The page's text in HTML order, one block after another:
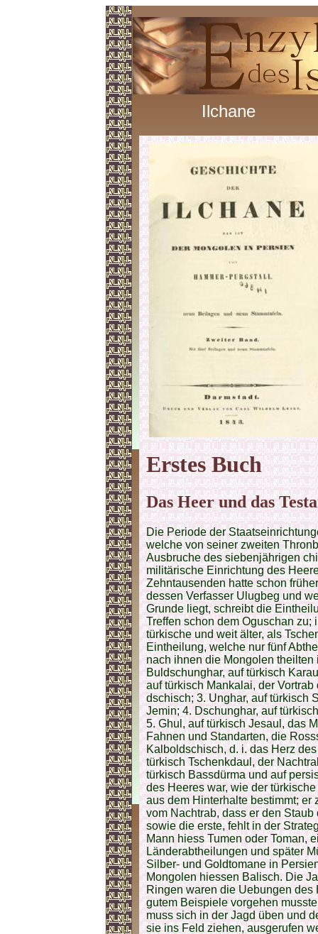
Ilchane
Erstes Buch
Das Heer und das
Die Periode der
welche von seiner zweiten
Ausbruche des siebenjährigen
militärische Einrichtung des
Zehntausenden hatte schon
dessen Verfasser Ulugbeg und
Grunde liegt, schreibt die
Treffen schon dem Oguschan
türkische und weit älter, als
Eintheilung, welche nur fünf
nach ihnen die Mongolen
Buldschunghar, auf türkisch
auf türkisch Mankalai, der
dschisch; 3. Unghar, auf türkisch
Jemin; 4. Dschunghar, auf
5. Ghul, auf türkisch Jesaul, das
Fahnen und Standarten, die
Kalboldschisch, d. i. das Herz
türkisch Tschenkdaul, der
türkisch Bassdürma und auf
des Heeres war, wie der
aus dem Hinterhalte bestimmt; er
vom Nachtrab, dass er den
sowie die erste, fehlt in der
Mann hiess Tumen oder Toman,
Länderabtheilungen und später
Silber- und Goldtomane in
Mongolen hiessen Balisch. Die
Ringen waren die Uebungen des
gutem Beispiele vorgehen
muss sich in der Jagd üben und
sie ins Feld ziehen, ausgerufen